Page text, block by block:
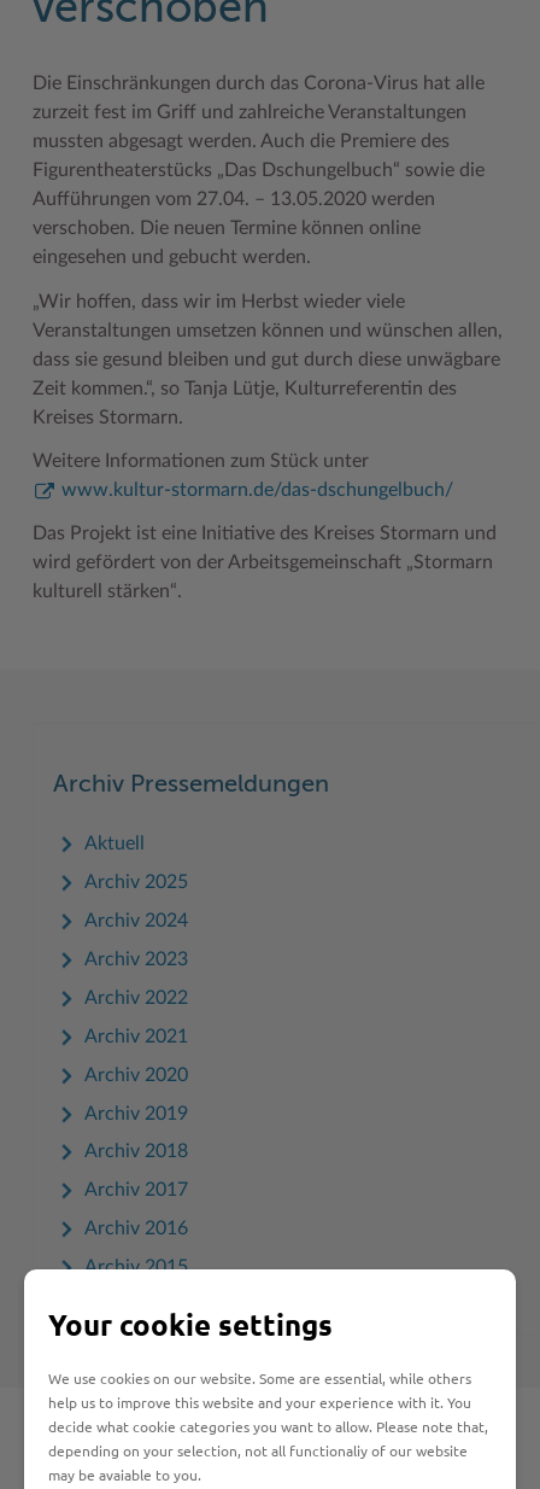
Geodatenportale (Kreiskarte)
Kontakt / Öffnungszeiten
Lebenslagen
Leistungen
Lexikon
Publikationen
Wo Sie uns finden
Wunsch-Kennzeichen ↗
Fotoarchiv
Klimaanpassungskonzept
Kreistag Sitzungskalender
Lokales Wetter
Newsletter
Pressemeldungen
Social Media
Stellenangebote
Termine
Ukrainehilfe
Woche der Seelischen Gesundheit
Kreispräsident
Kreistag Sitzungskalender
Kreisverwaltung
Landrat
Sonderbereiche
Stabsbereiche
Städte und Gemeinden
Wahlen im Kreis
Wappenrolle
Was ist ein Kreis?
Zahlen, Daten, Fakten
Offene Stellen
Weiterbildung beim Kreis Stormarn
Wen wir suchen
Klimaschutz beim Kreis Stormarn
Stormarner Bündnis für bezahlbares Wohnen
Wirtschafts- und Aufbaugesellschaft Stormarn
Zahlen, Daten, Fakten
Kulturelle Einrichtungen
Naturschutzgebiete
Radwandern
Storchenhorste
Lieblingsplätze in der Metropolregion
Termine und Veranstaltungen
Tourismus
Umlandscout Hamburg
Wälder und Moore
verschoben
Die Einschränkungen durch das Corona-Virus hat alle
zurzeit fest im Griff und zahlreiche Veranstaltungen
mussten abgesagt werden. Auch die Premiere des
Figurentheaterstücks „Das Dschungelbuch“ sowie die
Aufführungen vom 27.04. – 13.05.2020 werden
verschoben. Die neuen Termine können online
eingesehen und gebucht werden.
„Wir hoffen, dass wir im Herbst wieder viele
Veranstaltungen umsetzen können und wünschen allen,
dass sie gesund bleiben und gut durch diese unwägbare
Zeit kommen.“, so Tanja Lütje, Kulturreferentin des
Kreises Stormarn.
Weitere Informationen zum Stück unter
www.kultur-stormarn.de/das-dschungelbuch/
Das Projekt ist eine Initiative des Kreises Stormarn und
wird gefördert von der Arbeitsgemeinschaft „Stormarn
kulturell stärken“.
Archiv Pressemeldungen
Aktuell
Archiv 2025
Archiv 2024
Archiv 2023
Archiv 2022
Archiv 2021
Archiv 2020
Archiv 2019
Archiv 2018
Archiv 2017
Archiv 2016
Archiv 2015
Schnelleinstieg
Your cookie settings
We use cookies on our website. Some are essential, while others
help us to improve this website and your experience with it. You
decide what cookie categories you want to allow. Please note that,
depending on your selection, not all functionaliy of our website
may be avaiable to you.